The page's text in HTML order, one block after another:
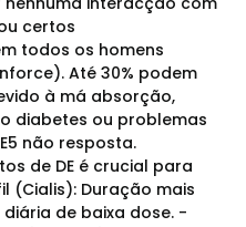
certos
todos os homens
Até 30% podem
à má absorção,
diabetes ou problemas
não resposta.
de DE é crucial para
(Cialis): Duração mais
de baixa dose. -